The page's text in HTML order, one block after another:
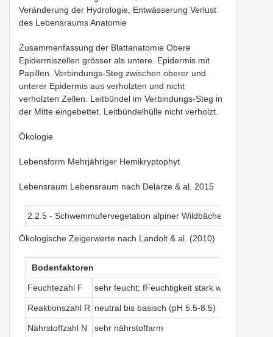
Veränderung der Hydrologie, Entwässerung Verlust
des Lebensraums Anatomie
Zusammenfassung der Blattanatomie Obere
Epidermiszellen grösser als untere. Epidermis mit
Papillen. Verbindungs-Steg zwischen oberer und
unterer Epidermis aus verholzten und nicht
verholzten Zellen. Leitbündel im Verbindungs-Steg in
der Mitte eingebettet. Leitbündelhülle nicht verholzt.
Ökologie
Lebensform Mehrjähriger Hemikryptophyt
Lebensraum Lebensraum nach Delarze & al. 2015
2.2.5 - Schwemmufervegetation alpiner Wildbäche ( Caricion
Ökologische Zeigerwerte nach Landolt & al. (2010)
Bodenfaktoren
Feuchtezahl F sehr feucht; fFeuchtigkeit stark wechselnd
Reaktionszahl R neutral bis basisch (pH 5.5-8.5)
Nährstoffzahl N sehr nährstoffarm